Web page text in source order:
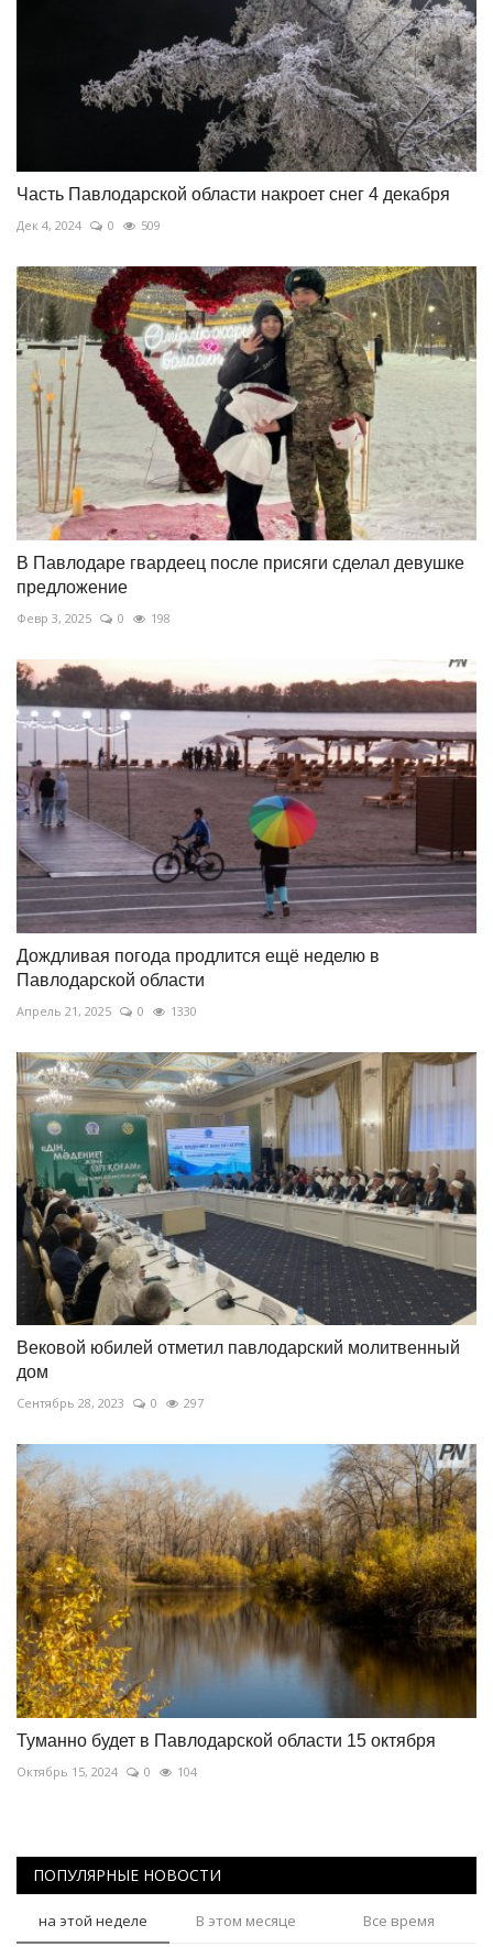
Часть Павлодарской области накроет снег 4 декабря
Дек 4, 2024 0 509
В Павлодаре гвардеец после присяги сделал девушке
предложение
Февр 3, 2025 0 198
Дождливая погода продлится ещё неделю в
Павлодарской области
Апрель 21, 2025 0 1330
Вековой юбилей отметил павлодарский молитвенный
дом
Сентябрь 28, 2023 0 297
Туманно будет в Павлодарской области 15 октября
Октябрь 15, 2024 0 104
ПОПУЛЯРНЫЕ НОВОСТИ
на этой неделе В этом месяце Все время